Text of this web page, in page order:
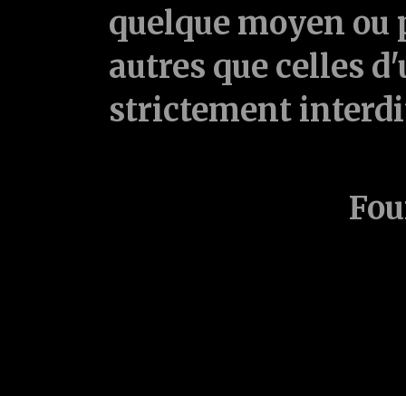
quelque moyen ou
autres que celles
strictement